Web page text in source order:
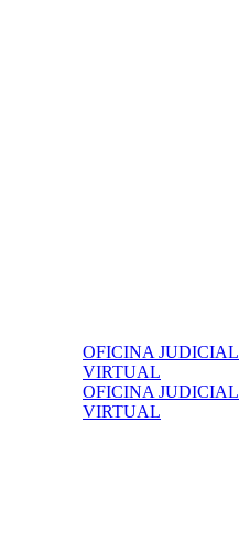
OFICINA JUDICIAL
VIRTUAL
OFICINA JUDICIAL
VIRTUAL